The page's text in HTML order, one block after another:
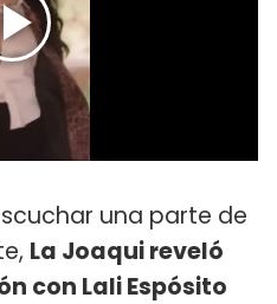
una parte de
La Joaqui reveló
con Lali Espósito